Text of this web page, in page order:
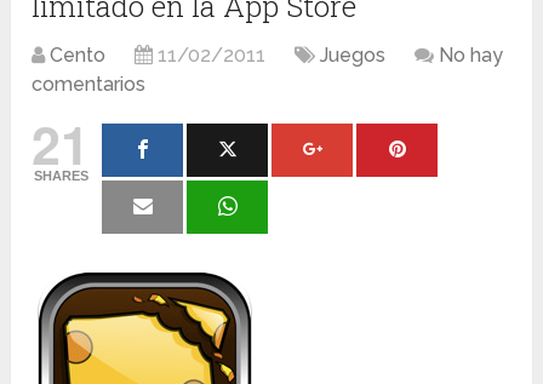
Cento 11/02/2011 Juegos
No hay
comentarios
21
SHARES